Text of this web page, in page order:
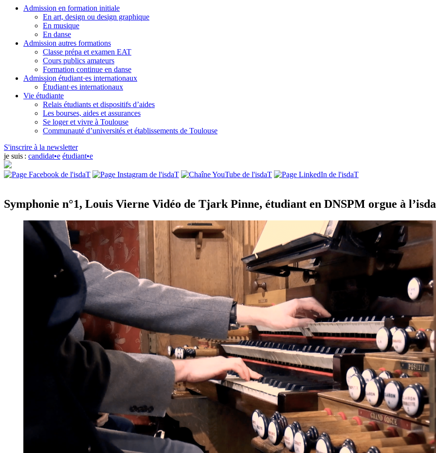
Admission en formation initiale
En art, design ou design graphique
En musique
En danse
Admission autres formations
Classe prépa et examen EAT
Cours publics amateurs
Formation continue en danse
Admission étudiant·es internationaux
Étudiant·es internationaux
Vie étudiante
Relais étudiants et dispositifs d’aides
Les bourses, aides et assurances
Se loger et vivre à Toulouse
Communauté d’universités et établissements de Toulouse
S'inscrire à la newsletter
je suis : candidat•e étudiant•e
Symphonie n°1, Louis Vierne Vidéo de Tjark Pinne, étudiant en DNSPM orgue à